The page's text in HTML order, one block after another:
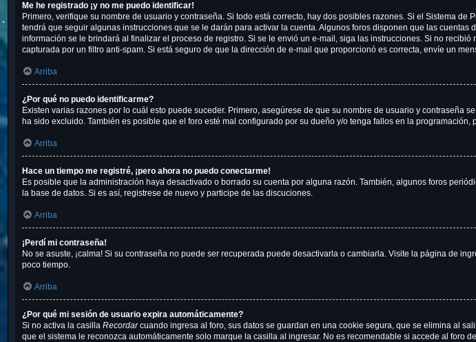
Me he registrado ¡y no me puedo identificar!
Primero, verifique su nombre de usuario y contraseña. Si todo está correcto, hay dos posibles razones. Si el Sistema
tendrá que seguir algunas instrucciones que se le darán para activar la cuenta. Algunos foros disponen que las
información se le brindará al finalizar el proceso de registro. Si se le envió un e-mail, siga las instrucciones. Si no
capturada por un filtro anti-spam. Si está seguro de que la dirección de e-mail que proporcionó es correcta, envíe un
Arriba
¿Por qué no puedo identificarme?
Existen varias razones por lo cuál esto puede suceder. Primero, asegúrese de que su nombre de usuario y
ha sido excluido. También es posible que el foro esté mal configurado por su dueño y/o tenga fallos en la programación,
Arriba
Hace un tiempo me registré, ¡pero ahora no puedo conectarme!
Es posible que la administración haya desactivado o borrado su cuenta por alguna razón. También, algunos foros
la base de datos. Si es así, registrese de nuevo y participe de las discuciones.
Arriba
¡Perdí mi contraseña!
No se asuste, ¡calma! Si su contraseña no puede ser recuperada puede desactivarla o cambiarla. Visite la página de
poco tiempo.
Arriba
¿Por qué mi sesión de usuario expira automáticamente?
Si no activa la casilla Recordarcuando ingresa al foro, sus datos se guardan en una cookie segura, que se elimina al
que el sistema le reconozca automáticamente solo marque la casilla al ingresar. No es recomendable si accede al